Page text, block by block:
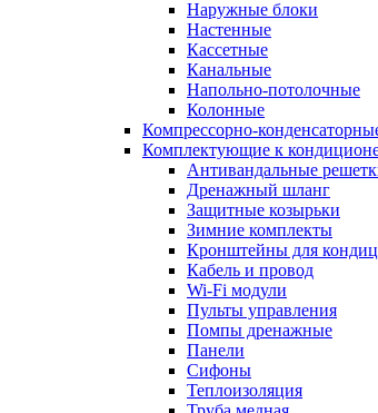
Наружные блоки
Настенные
Кассетные
Канальные
Напольно-потолочные
Колонные
Компрессорно-
Комплектующие к
Антивандальные
Дренажный шланг
Защитные козырьки
Зимние комплекты
Кронштейны для
Кабель и провод
Wi-Fi модули
Пульты управления
Помпы дренажные
Панели
Сифоны
Теплоизоляция